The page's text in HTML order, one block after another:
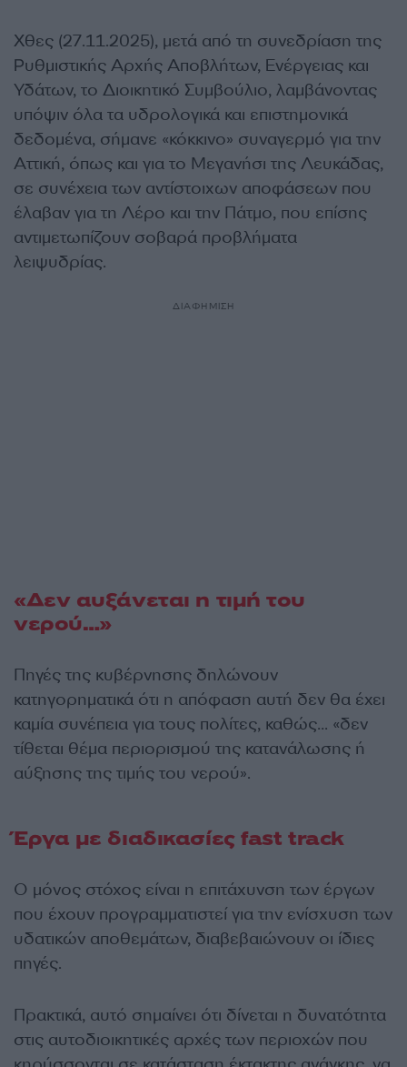
Χθες (27.11.2025), μετά από τη συνεδρίαση της
Ρυθμιστικής Αρχής Αποβλήτων, Ενέργειας και
Υδάτων, το Διοικητικό Συμβούλιο, λαμβάνοντας
υπόψιν όλα τα υδρολογικά και επιστημονικά
δεδομένα, σήμανε «κόκκινο» συναγερμό για την
Αττική, όπως και για το Μεγανήσι της Λευκάδας,
σε συνέχεια των αντίστοιχων αποφάσεων που
έλαβαν για τη Λέρο και την Πάτμο, που επίσης
αντιμετωπίζουν σοβαρά προβλήματα
λειψυδρίας.
ΔΙΑΦΗΜΙΣΗ
«Δεν αυξάνεται η τιμή του
νερού…»
Πηγές της κυβέρνησης δηλώνουν
κατηγορηματικά ότι η απόφαση αυτή δεν θα έχει
καμία συνέπεια για τους πολίτες, καθώς… «δεν
τίθεται θέμα περιορισμού της κατανάλωσης ή
αύξησης της τιμής του νερού».
Έργα με διαδικασίες fast track
Ο μόνος στόχος είναι η επιτάχυνση των έργων
που έχουν προγραμματιστεί για την ενίσχυση των
υδατικών αποθεμάτων, διαβεβαιώνουν οι ίδιες
πηγές.
Πρακτικά, αυτό σημαίνει ότι δίνεται η δυνατότητα
στις αυτοδιοικητικές αρχές των περιοχών που